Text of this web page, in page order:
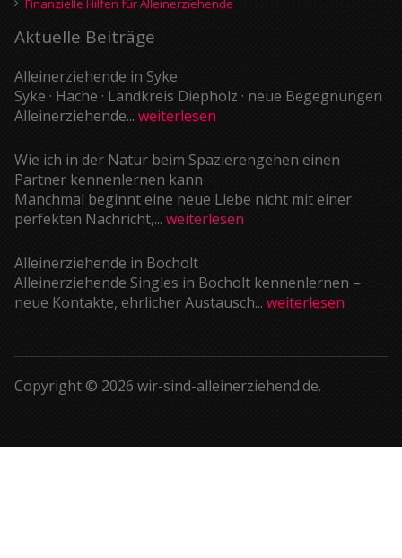
Finanzielle Hilfen für Alleinerziehende
Aktuelle Beiträge
Alleinerziehende in Syke
Syke · Hache · Landkreis Diepholz · neue Begegnungen
Alleinerziehende... weiterlesen
Wie ich in der Natur beim Spazierengehen einen
Partner kennenlernen kann
Manchmal beginnt eine neue Liebe nicht mit einer
perfekten Nachricht,... weiterlesen
Alleinerziehende in Bocholt
Alleinerziehende Singles in Bocholt kennenlernen –
neue Kontakte, ehrlicher Austausch... weiterlesen
Copyright © 2026 wir-sind-alleinerziehend.de.